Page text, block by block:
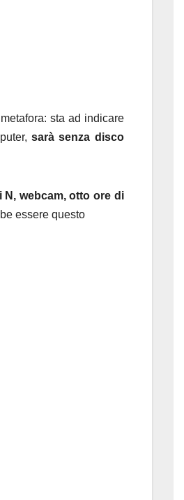
sta ad indicare
sarà senza disco
N, webcam, otto ore di
essere questo